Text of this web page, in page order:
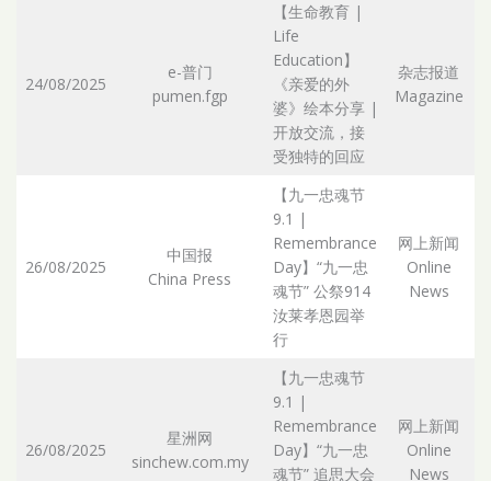
24/08/2025
e-普门
pumen.fgp
【生命教育 |
Life
Education】
《亲爱的外
婆》绘本分享 |
开放交流，接
受独特的回应
杂志报道
Magazine
26/08/2025
中国报
China Press
【九一忠魂节
9.1 |
Remembrance
Day】“九一忠
魂节” 公祭914
汝莱孝恩园举
行
网上新闻
Online
News
26/08/2025
星洲网
sinchew.com.my
【九一忠魂节
9.1 |
Remembrance
Day】“九一忠
魂节” 追思大会
网上新闻
Online
News